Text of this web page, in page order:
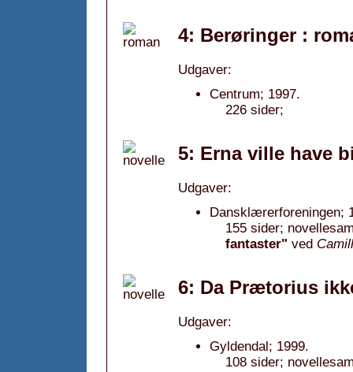
4: Berøringer :
Udgaver:
Centrum; 1997.
226 sider;
5: Erna ville have
Udgaver:
Dansklærerforeningen;
155 sider;
fantaster" ved
6: Da Prætorius
Udgaver:
Gyldendal; 1999.
108 sider;